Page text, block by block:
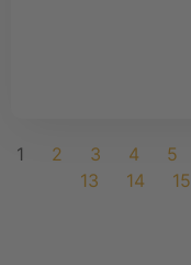
1 2 3 4 5
13
14 15